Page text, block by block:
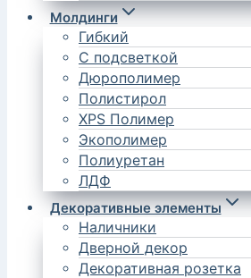
Молдинги
Гибкий
С подсветкой
Дюрополимер
Полистирол
XPS Полимер
Экополимер
Полиуретан
ЛДФ
Декоративные элементы
Наличники
Дверной декор
Декоративная розетка